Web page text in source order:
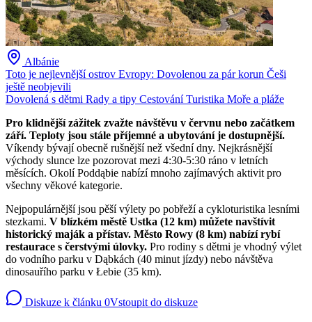
Albánie
Toto je nejlevnější ostrov Evropy: Dovolenou za pár korun Češi
ještě neobjevili
Dovolená s dětmi Rady a tipy CestováníTuristika Moře a pláže
Pro klidnější zážitek zvažte návštěvu v červnu nebo začátkem
září. Teploty jsou stále příjemné a ubytování je dostupnější.
Víkendy bývají obecně rušnější než všední dny. Nejkrásnější
východy slunce lze pozorovat mezi 4:30-5:30 ráno v letních
měsících. Okolí Poddąbie nabízí mnoho zajímavých aktivit pro
všechny věkové kategorie.
Nejpopulárnější jsou pěší výlety po pobřeží a cykloturistika lesními
stezkami. V blízkém městě Ustka (12 km) můžete navštívit
historický maják a přístav. Město Rowy (8 km) nabízí rybí
restaurace s čerstvými úlovky. Pro rodiny s dětmi je vhodný výlet
do vodního parku v Dąbkách (40 minut jízdy) nebo návštěva
dinosauřího parku v Łebie (35 km).
Diskuze k článku 0Vstoupit do diskuze